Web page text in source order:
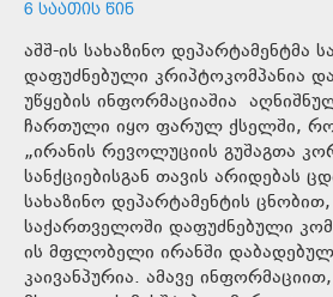
6 ᲡᲐᲐᲗᲘᲡ ᲬᲘᲜ
აშშ-ის სახაზინო დეპარტამენტმა
დაფუძნებული კრიპტოკომპანია
უწყების ინფორმაციაშია
ჩართული იყო ფარულ ქსელში,
„ირანის რევოლუციის გუშაგთა
სანქციებისგან თავის არიდებას
სახაზინო დეპარტამენტის
საქართველოში დაფუძნებული
ის მფლობელი ირანში
კაივანპურია. ამავე